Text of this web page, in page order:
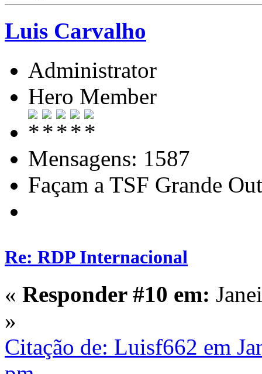
Luis Carvalho
Administrator
Hero Member
Mensagens: 1587
Façam a TSF Grande
Re: RDP Internacional
« Responder #10 em:
»
Citação de: Luisf662 em